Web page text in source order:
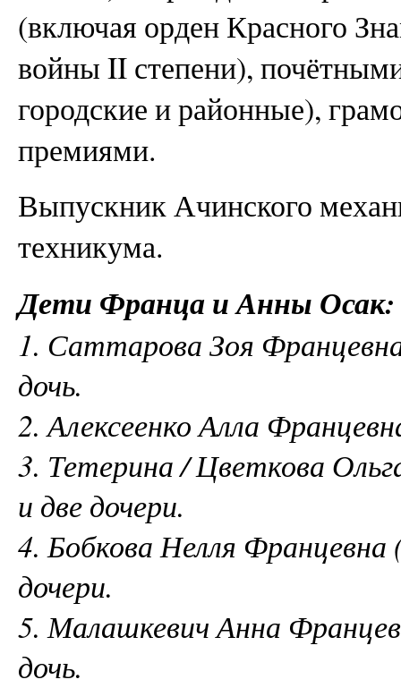
(включая орден Красного
войны II степени),
городские и районные),
премиями.
Выпускник Ачинского
техникума.
Дети Франца и Анны Осак:
1. Саттарова Зоя
дочь.
2. Алексеенко Алла
3. Тетерина / Цветкова
и две дочери.
4. Бобкова Нелля
дочери.
5. Малашкевич Анна
дочь.